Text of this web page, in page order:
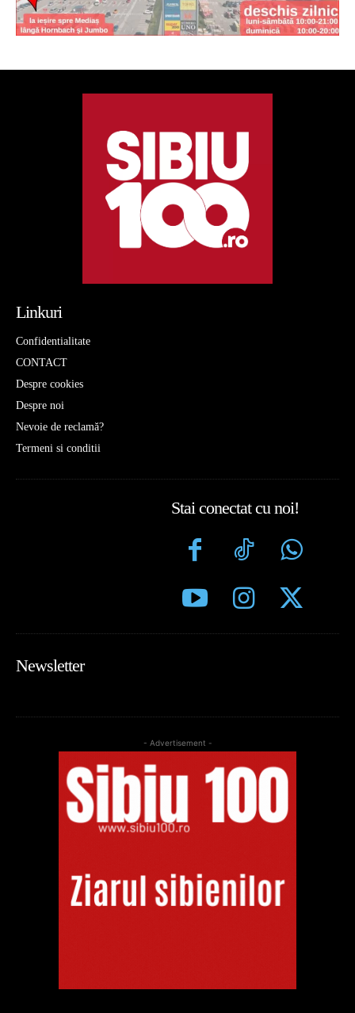
Linkuri
Confidentialitate
CONTACT
Despre cookies
Despre noi
Nevoie de reclamă?
Termeni si conditii
Stai conectat cu noi!
Newsletter
- Advertisement -